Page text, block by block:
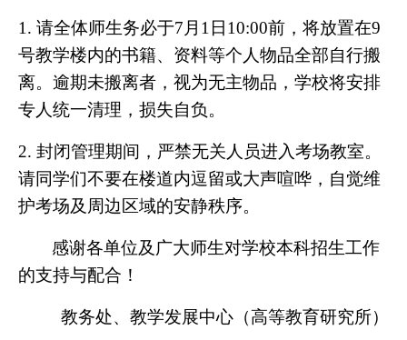
1. 请全体师生务必于7月1日10:00前，将放置在9
号教学楼内的书籍、资料等个人物品全部自行搬
离。逾期未搬离者，视为无主物品，学校将安排
专人统一清理，损失自负。
2. 封闭管理期间，严禁无关人员进入考场教室。
请同学们不要在楼道内逗留或大声喧哗，自觉维
护考场及周边区域的安静秩序。
感谢各单位及广大师生对学校本科招生工作
的支持与配合！
教务处、教学发展中心（高等教育研究所）